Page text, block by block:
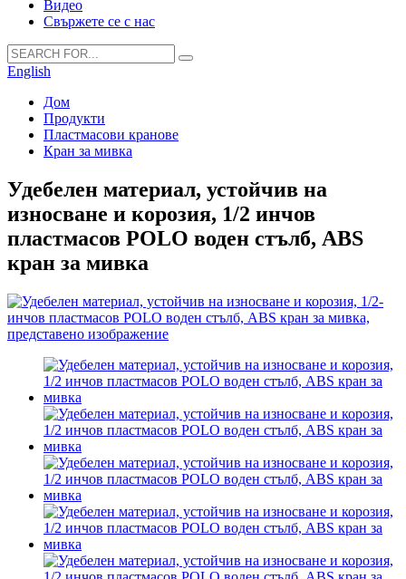
Видео
Свържете се с нас
English
Дом
Продукти
Пластмасови кранове
Кран за мивка
Удебелен материал, устойчив на
износване и корозия, 1/2 инчов
пластмасов POLO воден стълб, ABS
кран за мивка